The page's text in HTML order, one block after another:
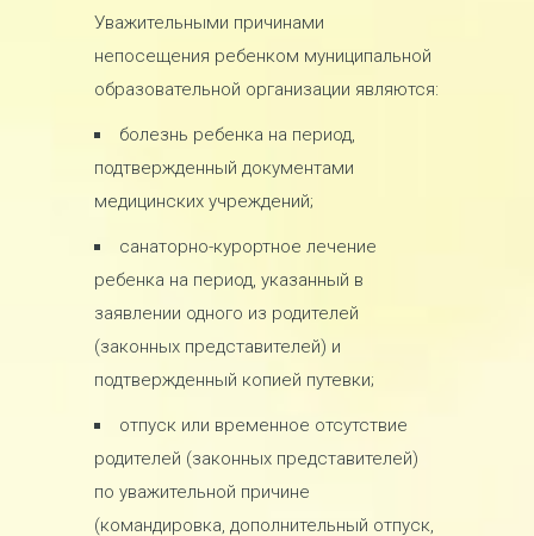
Уважительными причинами
непосещения ребенком муниципальной
образовательной организации являются:
болезнь ребенка на период,
подтвержденный документами
медицинских учреждений;
санаторно-курортное лечение
ребенка на период, указанный в
заявлении одного из родителей
(законных представителей) и
подтвержденный копией путевки;
отпуск или временное отсутствие
родителей (законных представителей)
по уважительной причине
(командировка, дополнительный отпуск,